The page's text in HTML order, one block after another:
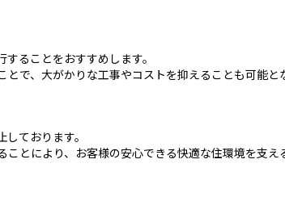
ることをおすすめします。
で、大がかりな工事やコストを抑えることも可能と
ております。
とにより、お客様の安心できる快適な住環境を支え